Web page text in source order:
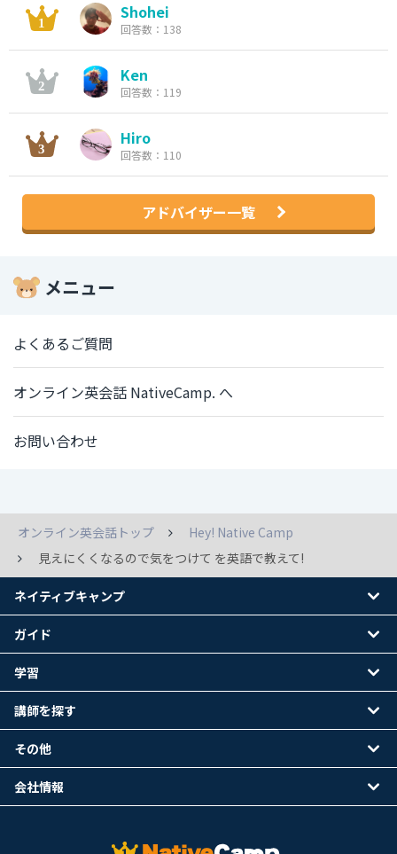
Shohei
回答数：138
Ken
回答数：119
Hiro
回答数：110
アドバイザー一覧
メニュー
よくあるご質問
オンライン英会話 NativeCamp. へ
お問い合わせ
オンライン英会話トップ
Hey! Native Camp
見えにくくなるので気をつけて を英語で教えて!
ネイティブキャンプ
ガイド
学習
講師を探す
その他
会社情報